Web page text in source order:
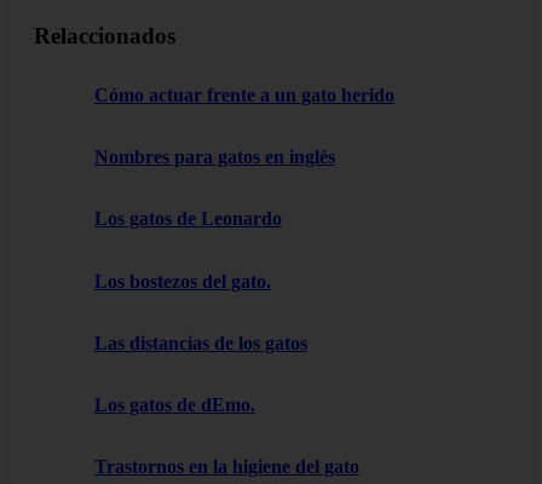
Relaccionados
Cómo actuar frente a un gato herido
Nombres para gatos en inglés
Los gatos de Leonardo
Los bostezos del gato.
Las distancias de los gatos
Los gatos de dEmo.
Trastornos en la higiene del gato